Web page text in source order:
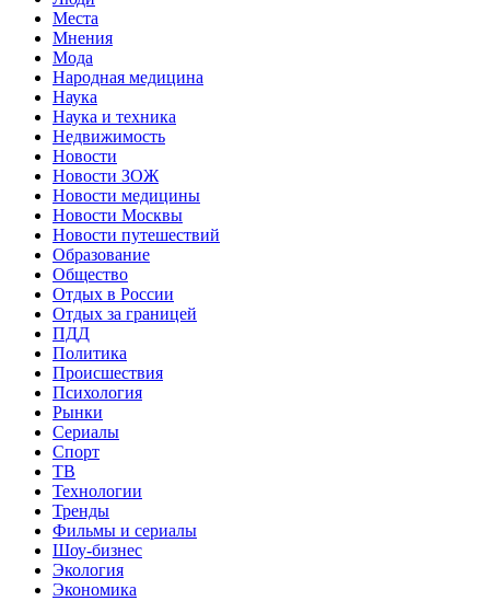
Места
Мнения
Мода
Народная медицина
Наука
Наука и техника
Недвижимость
Новости
Новости ЗОЖ
Новости медицины
Новости Москвы
Новости путешествий
Образование
Общество
Отдых в России
Отдых за границей
ПДД
Политика
Происшествия
Психология
Рынки
Сериалы
Спорт
ТВ
Технологии
Тренды
Фильмы и сериалы
Шоу-бизнес
Экология
Экономика